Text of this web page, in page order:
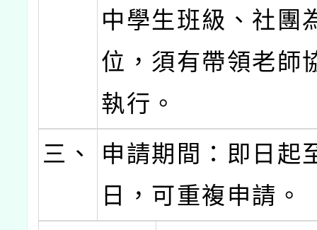
中學生班級、社團
位，須有帶領老師
執行。
三、
申請期間：即日起
日，可重複申請。